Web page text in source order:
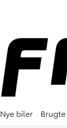
Nye biler